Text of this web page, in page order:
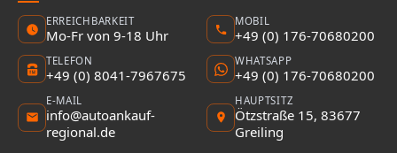
ERREICHBARKEIT
Mo-Fr von 9-18 Uhr
MOBIL
+49 (0) 176-70680200
TELEFON
+49 (0) 8041-7967675
WHATSAPP
+49 (0) 176-70680200
E-MAIL
info@autoankauf-
regional.de
HAUPTSITZ
Ötzstraße 15, 83677
Greiling